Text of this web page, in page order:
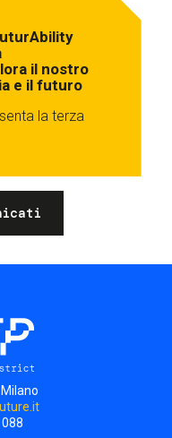
il nostro
e il futuro
la terza